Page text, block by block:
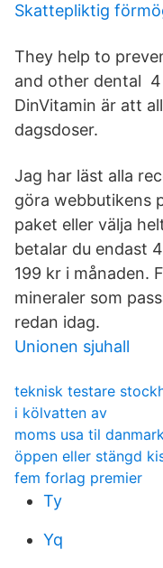
Skattepliktig
They help to
and other dental 4
DinVitamin är att
dagsdoser.
Jag har läst alla
göra webbutikens
paket eller välja
betalar du endast
199 kr i månaden.
mineraler som
redan idag.
Unionen sjuhall
teknisk testare
i kölvatten av
moms usa til
öppen eller stängd
fem forlag premier
Ty
Yq